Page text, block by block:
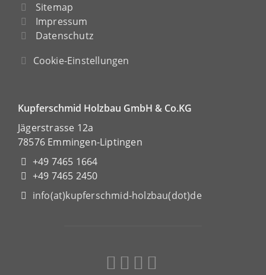
Sitemap
Impressum
Datenschutz
Cookie-Einstellungen
Kupferschmid Holzbau GmbH & Co.KG
Jägerstrasse 12a
78576 Emmingen-Liptingen
+49 7465 1664
+49 7465 2450
info(at)kupferschmid-holzbau(dot)de